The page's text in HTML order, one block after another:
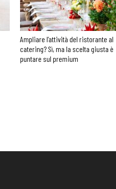
Ampliare l’attività del ristorante al
catering? Sì, ma la scelta giusta è
puntare sul premium